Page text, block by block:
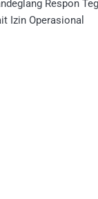
Respon
Izin Operasional